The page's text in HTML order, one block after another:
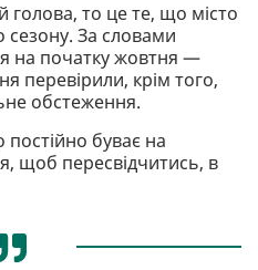
то це те, що місто
За словами
на початку жовтня —
перевірили, крім того,
обстеження.
буває на
щоб пересвідчитись, в